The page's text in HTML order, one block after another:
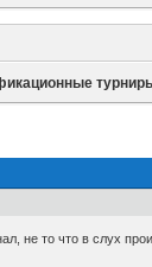
не то что в слух